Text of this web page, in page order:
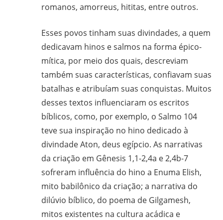
romanos, amorreus, hititas, entre outros.
Esses povos tinham suas divindades, a quem
dedicavam hinos e salmos na forma épico-
mítica, por meio dos quais, descreviam
também suas características, confiavam suas
batalhas e atribuíam suas conquistas. Muitos
desses textos influenciaram os escritos
bíblicos, como, por exemplo, o Salmo 104
teve sua inspiração no hino dedicado à
divindade Aton, deus egípcio. As narrativas
da criação em Gênesis 1,1-2,4a e 2,4b-7
sofreram influência do hino a Enuma Elish,
mito babilônico da criação; a narrativa do
dilúvio bíblico, do poema de Gilgamesh,
mitos existentes na cultura acádica e